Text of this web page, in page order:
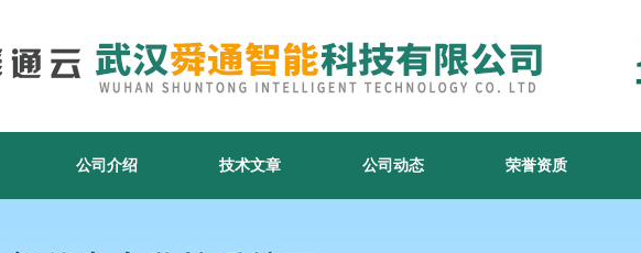
公司介绍 技术文章 公司动态 荣誉资质